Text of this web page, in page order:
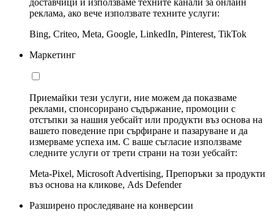
доставчици и използваме техните канали за онлайн
реклама, ако вече използвате техните услуги:
Bing, Criteo, Meta, Google, LinkedIn, Pinterest, TikTok
Маркетинг
Приемайки тези услуги, ние можем да показваме
реклами, спонсорирано съдържание, промоции с
отстъпки за нашия уебсайт или продукти въз основа на
вашето поведение при сърфиране и пазаруване и да
измерваме успеха им. С ваше съгласие използваме
следните услуги от трети страни на този уебсайт:
Meta-Pixel, Microsoft Advertising, Препоръки за продукти
въз основа на кликове, Ads Defender
Разширено проследяване на конверсии